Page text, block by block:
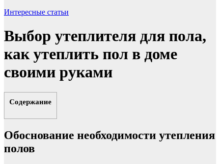
Интересные статьи
Выбор утеплителя для пола,
как утеплить пол в доме
своими руками
Содержание
Обоснование необходимости утепления
полов